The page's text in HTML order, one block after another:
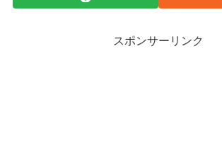
スポンサーリンク